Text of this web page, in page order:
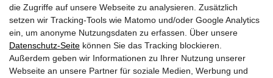
die Zugriffe auf unsere Webseite zu analysieren. Zusätzlich
setzen wir Tracking-Tools wie Matomo und/oder Google Analytics
ein, um anonyme Nutzungsdaten zu erfassen. Über unsere
Datenschutz-Seite können Sie das Tracking blockieren.
Außerdem geben wir Informationen zu Ihrer Nutzung unserer
Webseite an unsere Partner für soziale Medien, Werbung und
pinzweb.at GmbH & Co KG
Raiffeisenstraße 4, 5671 Bruck an der Glocknerstraße
Rögergasse 36/6, 1090 Wien